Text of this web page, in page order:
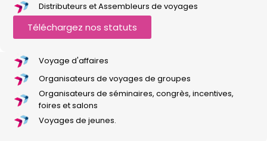
Distributeurs et Assembleurs de voyages
Téléchargez nos statuts
Voyage d'affaires
Organisateurs de voyages de groupes
Organisateurs de séminaires, congrès, incentives,
foires et salons
Voyages de jeunes.